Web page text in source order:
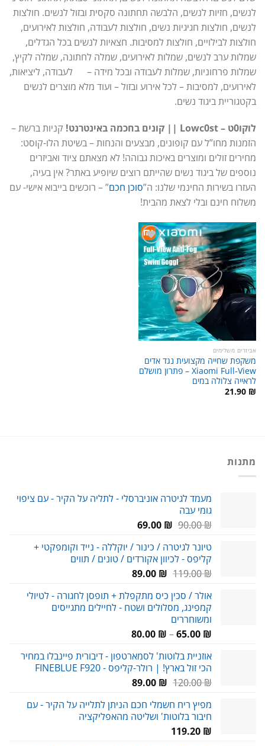
לנשים, חזיות לנשים, הלבשה תחתונה סקסית ובזול לנשים. חולצות
לנשים, חולצות חגיגיות נשים, חולצות לעבודה, חולצות לאירועים,
חולצות לבילויים, חולצות למסיבות. חצאיות לנשים בכל הגדלים,
שמלות ערב לנשים, שמלות לאירועים, שמלה לחתונה, שמלה לקיץ,
שמלות פרחוניות, שמלות לעבודה ובכל מידה – לעבודה, ליציאות,
לאירועים, למסיבות – לכל אירוע ובזול – ועוד מלא מוצרים לנשים
בקטגוריית ביגוד נשים.
לוקו0ט – Lowc0st || קונים בחכמה באינטרנט!
קניות ברשת –
הזמנות מחו”ל עם קופונים, מבצעים והנחות – בשיטת הלו-קוסט:
מחירים זולים ומוצרים באיכות גבוהה! לא מצאתם ציוד ואביזרים
נוספים של ביגוד נשים שהייתם רוצים שיופיע באתר? אין בעיה,
העזרו בשירות החינמי שלנו: ה”סוכן חכם” – רוכשים בייבוא אישי- עם
משלוח חינם ובלי לצאת מהבית!
אביזרים משלימים
משקפת שחייה מקצועית נגד אדים
Xiaomi Full-View – פתרון מושלם
לראייה צלולה במים
21.90 ₪
מתנות
מעמד לגיטרה אוניברסלי - לתליה על הקיר - עם ציפוי
גומי עבה
90.00₪
המחיר
היה:
90.00 ₪.
69.00 ₪
המחיר
הוא:
69.00 ₪.
טיונר לגיטרה / כינור / יוקללה - נייד וקומפקטי +
קליפס - לכיוון אקורדים / טונים / תווים
119.00₪
המחיר
היה:
119.00 ₪.
89.00 ₪
המחיר
הוא:
89.00 ₪.
אולר / סכין כיס מתקפלת + תופסן לחגורה - לטיולי
קמפינג, מסלולים ושטח - לחיילים מתגייסים
ומשוחררים
65.00 ₪
–
80.00 ₪
טווח
עד
אוזניית בלוטות' לסמארטפון - דיבורית פיינבלו במחיר
הכי זול בארץ! | רולר-קליפס - FINEBLUE F920
120.00₪
המחיר
היה:
120.00 ₪.
89.00 ₪
המחיר
הוא:
89.00 ₪.
מפיץ ריח חשמלי חכם הניתן לתלייה על הקיר - עם
חיבור בלוטות' ושליטה מהאפליקציה
119.20 ₪